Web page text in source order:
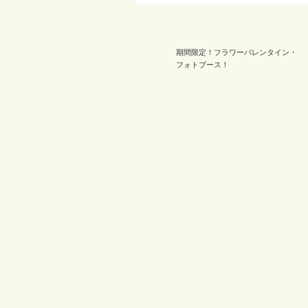
期間限定！フラワーバレンタイン・
フォトブース！